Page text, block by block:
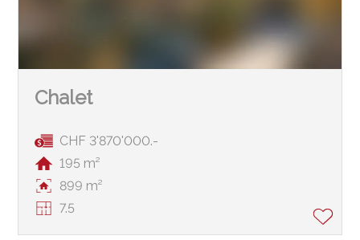
Chalet
CHF 3'870'000.-
195 m²
899 m²
7.5